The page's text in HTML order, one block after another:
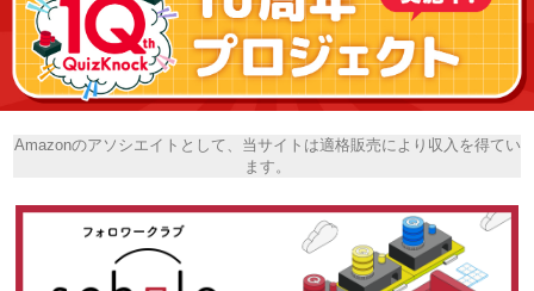
Amazonのアソシエイトとして、当サイトは適格販売により収入を得てい
ます。